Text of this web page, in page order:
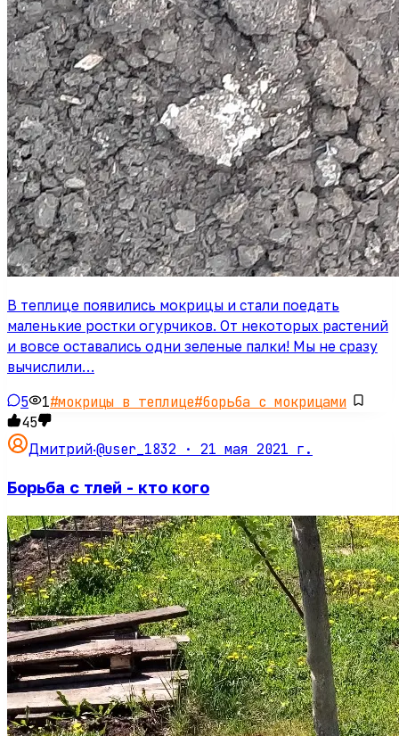
В теплице появились мокрицы и стали поедать
маленькие ростки огурчиков. От некоторых растений
и вовсе оставались одни зеленые палки! Мы не сразу
вычислили…
5 1#мокрицы в теплице#борьба с мокрицами
45
Дмитрий·@user_1832 · 21 мая 2021 г.
Борьба с тлей - кто кого